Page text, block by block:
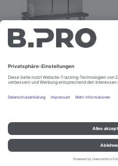
Best.-Nr. 575559
Impressum und Datenschutz
© B.PRO Catering